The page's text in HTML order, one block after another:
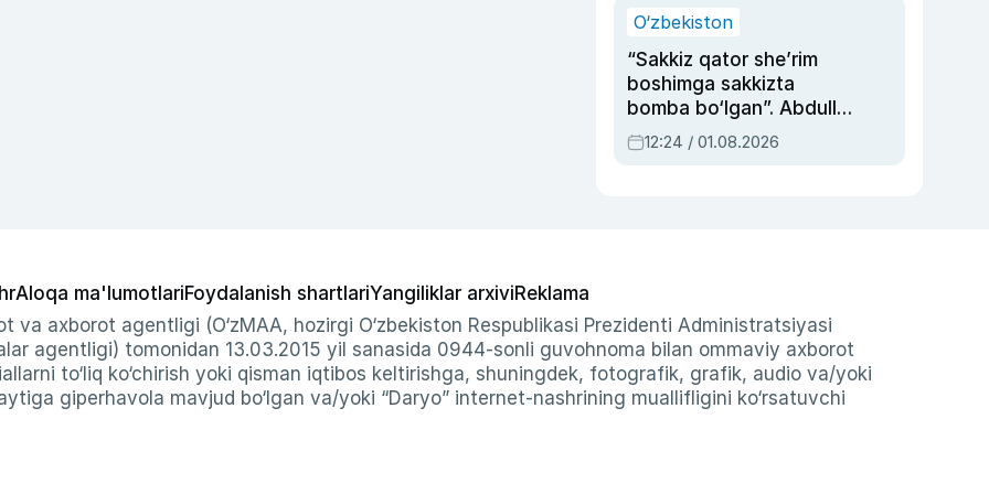
O‘zbekiston
“Sakkiz qator she’rim
boshimga sakkizta
bomba bo‘lgan”. Abdulla
Oripovni siyosiy
ayblovlardan asrab
12:24 / 01.08.2026
Aloqa ma'lumotlariFoydalanish shartlariYangiliklar arxiviReklama
va axborot agentligi (O‘zMAA, hozirgi O‘zbekiston Respublikasi Prezidenti Administratsiyasi
agentligi) tomonidan 13.03.2015 yil sanasida 0944-sonli guvohnoma bilan ommaviy axborot
to‘liq ko‘chirish yoki qisman iqtibos keltirishga, shuningdek, fotografik, grafik, audio va/yoki
giperhavola mavjud bo‘lgan va/yoki “Daryo” internet-nashrining muallifligini ko‘rsatuvchi